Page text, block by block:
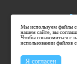
Мы используем файлы
нашем сайте, вы
Чтобы ознакомиться с
использовании файлов
Я согласен